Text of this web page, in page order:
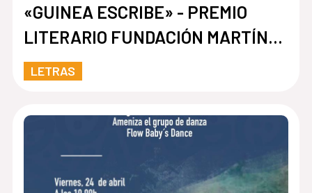
«GUINEA ESCRIBE» - PREMIO
LITERARIO FUNDACIÓN MARTÍNEZ
HERMANOS
LETRAS